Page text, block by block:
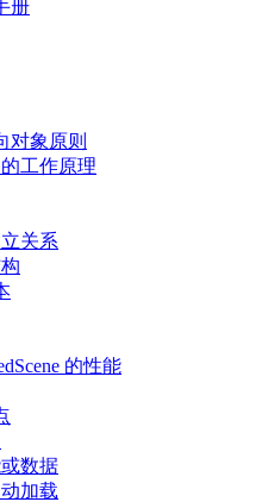
册
对象原则
工作原理
关系
的性能
数据
加载